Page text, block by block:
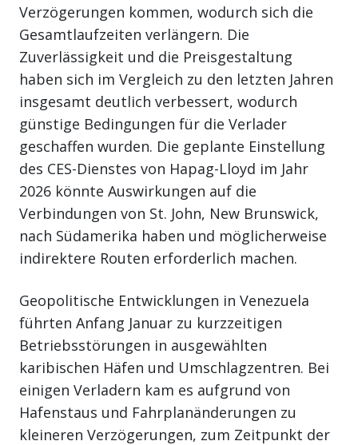
Verzögerungen kommen, wodurch sich die
Gesamtlaufzeiten verlängern. Die
Zuverlässigkeit und die Preisgestaltung
haben sich im Vergleich zu den letzten Jahren
insgesamt deutlich verbessert, wodurch
günstige Bedingungen für die Verlader
geschaffen wurden. Die geplante Einstellung
des CES-Dienstes von Hapag-Lloyd im Jahr
2026 könnte Auswirkungen auf die
Verbindungen von St. John, New Brunswick,
nach Südamerika haben und möglicherweise
indirektere Routen erforderlich machen.
Geopolitische Entwicklungen in Venezuela
führten Anfang Januar zu kurzzeitigen
Betriebsstörungen in ausgewählten
karibischen Häfen und Umschlagzentren. Bei
einigen Verladern kam es aufgrund von
Hafenstaus und Fahrplanänderungen zu
kleineren Verzögerungen, zum Zeitpunkt der